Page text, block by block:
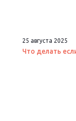
25 августа 2025
Что делать